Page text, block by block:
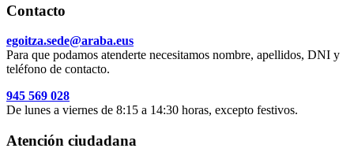
Contacto
egoitza.sede@araba.eus
Para que podamos atenderte necesitamos nombre, apellidos, DNI y
teléfono de contacto.
945 569 028
De lunes a viernes de 8:15 a 14:30 horas, excepto festivos.
Atención ciudadana